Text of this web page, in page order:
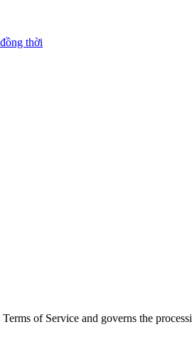
thời
of Service and governs the